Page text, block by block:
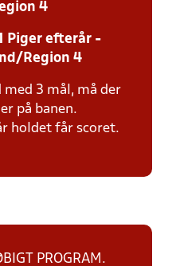
4
Piger efterår -
Region 4
med 3 mål, må der
på banen.
holdet får scoret.
PROGRAM.